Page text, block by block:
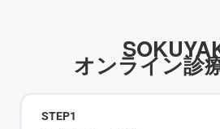
オンライン診
STEP1